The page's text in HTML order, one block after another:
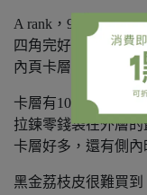
A rank，9新左右，
四角完好，內外乾淨
內頁卡層右側有扣
卡層有10個，大鈔層
拉鍊零錢袋在外層
卡層好多，還有側
黑金荔枝皮很難買